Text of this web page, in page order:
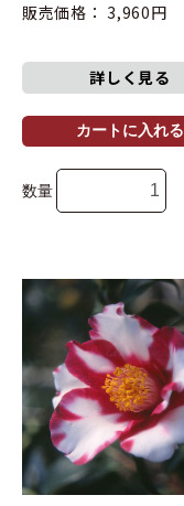
販売価格： 3,960円
詳しく見る
カートに入れる
数量